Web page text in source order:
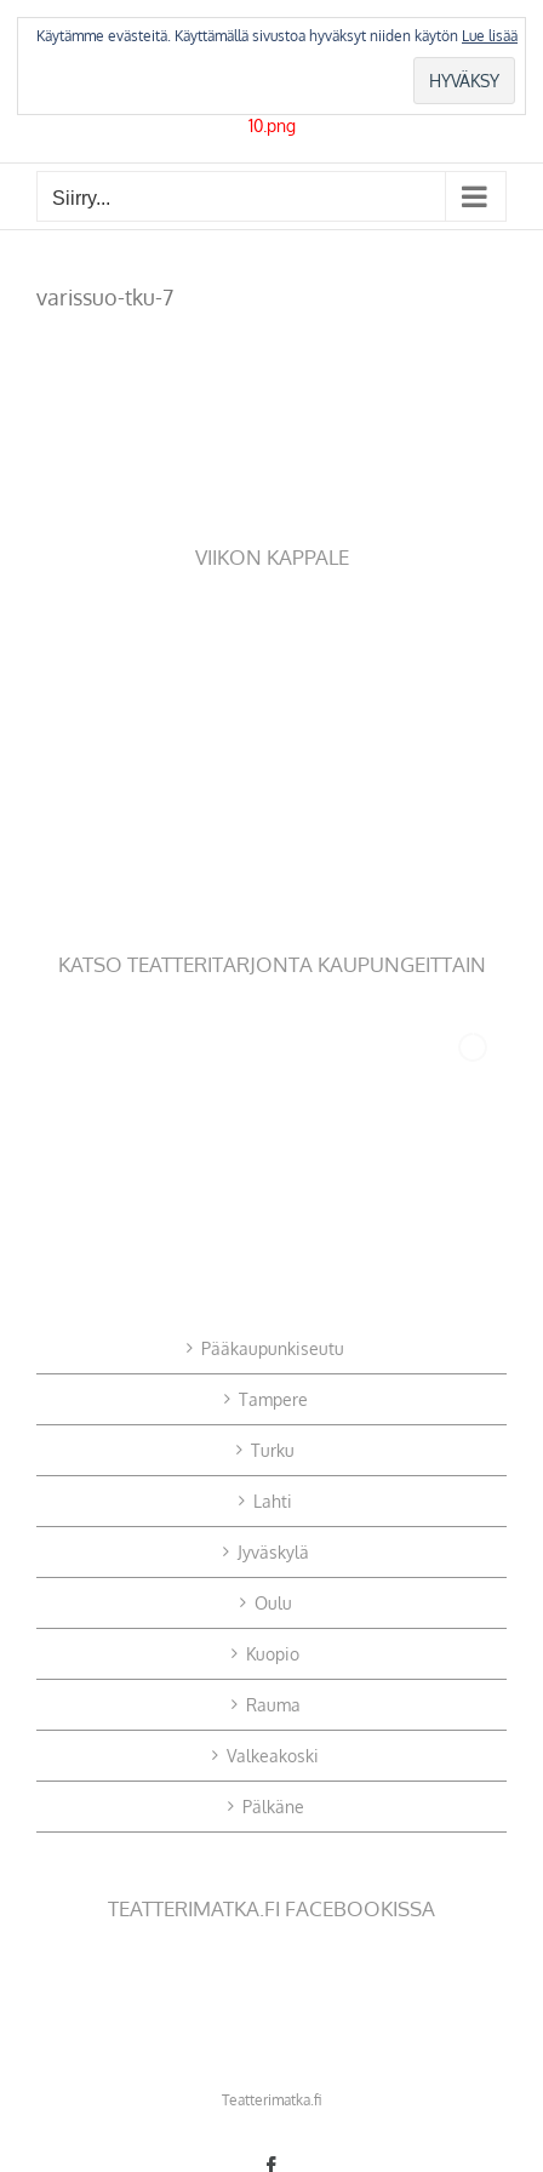
Siirry...
varissuo-tku-7
VIIKON KAPPALE
KATSO TEATTERITARJONTA KAUPUNGEITTAIN
Pääkaupunkiseutu
Tampere
Turku
Lahti
Jyväskylä
Oulu
Kuopio
Rauma
Valkeakoski
Pälkäne
TEATTERIMATKA.FI FACEBOOKISSA
Teatterimatka.fi
Käytämme evästeitä. Käyttämällä sivustoa hyväksyt niiden käytön Lue lisää